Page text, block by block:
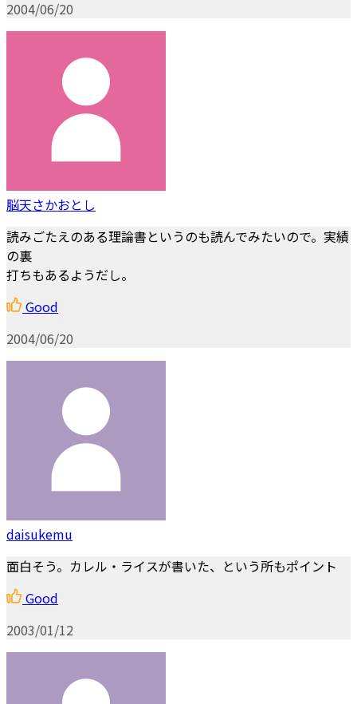
2004/06/20
脳天さかおとし
読みごたえのある理論書というのも読んでみたいので。実績
の裏
打ちもあるようだし。
Good
2004/06/20
daisukemu
面白そう。カレル・ライスが書いた、という所もポイント
Good
2003/01/12